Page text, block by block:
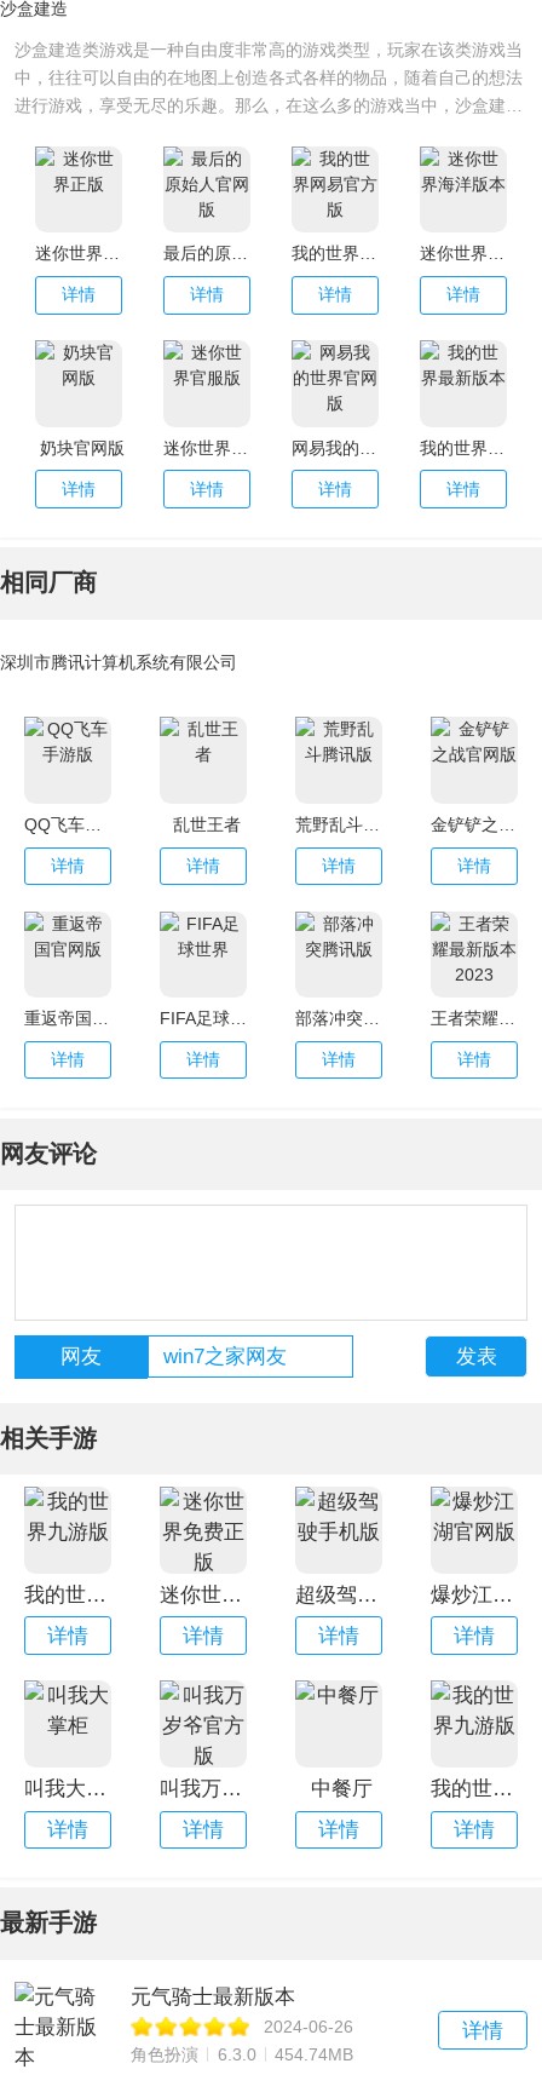
沙盒建造
沙盒建造类游戏是一种自由度非常高的游戏类型，玩家在该类游戏当
中，往往可以自由的在地图上创造各式各样的物品，随着自己的想法
进行游戏，享受无尽的乐趣。那么，在这么多的游戏当中，沙盒建造
全，有喜欢的小伙伴随时可以下载试玩哦。
迷你世界正版
详情
最后的原始人官网版
详情
我的世界网易官方版
详情
迷你世界海洋版本
详情
奶块官网版
详情 详情 详情 详情
相同厂商
深圳市腾讯计算机系统有限公司
详情
乱世王者
详情 详情 详情
详情 详情 详情 详情
网友评论
网友
相关手游
我的世界九游版
详情
迷你世界免费正版
详情
超级驾驶手机版
详情
爆炒江湖官网版
详情
叫我大掌柜
详情
叫我万岁爷官方版
详情
中餐厅
详情
我的世界九游版
详情
最新手游
元气骑士最新版本
2024-06-26
角色扮演
6.3.0 454.74MB
详情